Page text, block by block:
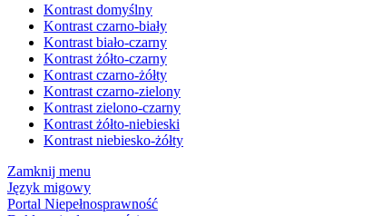
Kontrast domyślny
Kontrast czarno-biały
Kontrast biało-czarny
Kontrast żółto-czarny
Kontrast czarno-żółty
Kontrast czarno-zielony
Kontrast zielono-czarny
Kontrast żółto-niebieski
Kontrast niebiesko-żółty
Zamknij menu
Język migowy
Portal Niepełnosprawność